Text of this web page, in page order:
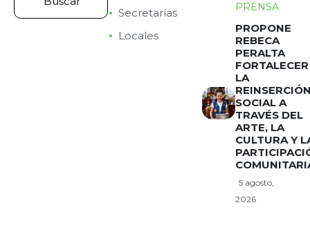
Secretarías
Locales
PRENSA
PROPONE
REBECA
PERALTA
FORTALECER
LA
SOCIAL A
TRAVÉS DEL
ARTE, LA
CULTURA Y
5 agosto,
2026